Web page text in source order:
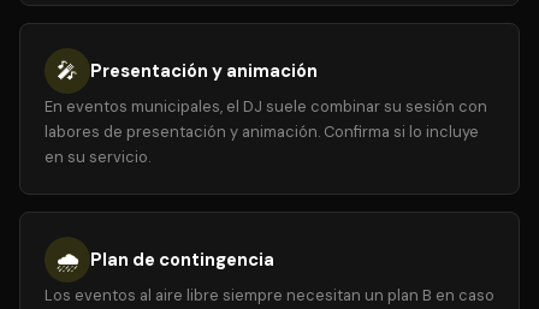
🎤 Presentación y animación
En eventos municipales, el DJ suele combinar su sesión con
labores de presentación y animación. Confirma si lo incluye
en su servicio.
🌧️ Plan de contingencia
Los eventos al aire libre siempre necesitan un plan B en caso